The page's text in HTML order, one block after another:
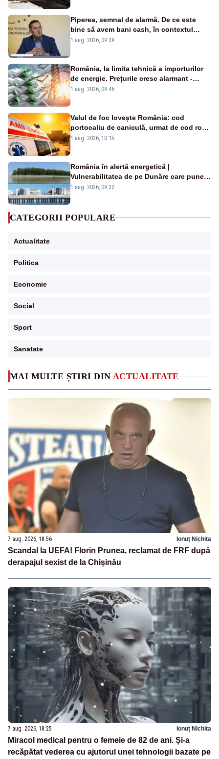
MAI MULTE ȘTIRI DIN ACTUALITATE
7 aug. 2026, 18:56 Ionuț Nichita
Scandal la UEFA! Florin Prunea, reclamat de FRF după
derapajul sexist de la Chișinău
7 aug. 2026, 18:25 Ionuț Nichita
Miracol medical pentru o femeie de 82 de ani. Și-a
recăpătat vederea cu ajutorul unei tehnologii bazate pe
Piperea, semnal de alarmă. De ce este
bine să avem bani cash, în contextul
alertei energetice?
1 aug. 2026, 09:39
România, la limita tehnică a importurilor
de energie. Prețurile cresc alarmant -
Analiză Realitatea Plus
1 aug. 2026, 09:46
Valul de foc lovește România: cod
portocaliu de caniculă, urmat de cod roșu
duminică. Temperaturile urcă spre 40°C
1 aug. 2026, 10:15
România în alertă energetică |
Vulnerabilitatea de pe Dunăre care pune
în pericol Centrala Cernavodă era
1 aug. 2026, 09:32
CATEGORII POPULARE
Actualitate
Politica
Economie
Social
Sport
Sanatate